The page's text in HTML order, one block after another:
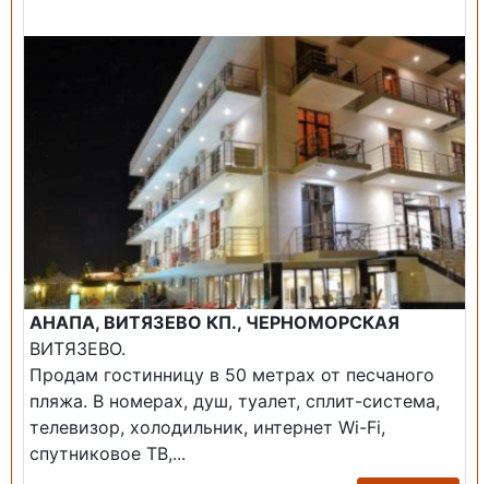
АНАПА, ВИТЯЗЕВО КП., ЧЕРНОМОРСКАЯ
ВИТЯЗЕВО.
Продам гостинницу в 50 метрах от песчаного
пляжа. В номерах, душ, туалет, сплит-система,
телевизор, холодильник, интернет Wi-Fi,
спутниковое ТВ,...